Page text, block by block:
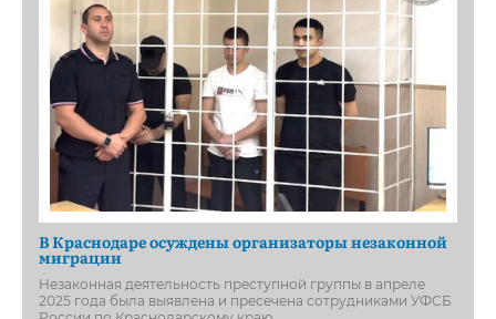
В Краснодаре осуждены организаторы незаконной
миграции
Незаконная деятельность преступной группы в апреле
2025 года была выявлена и пресечена сотрудниками УФСБ